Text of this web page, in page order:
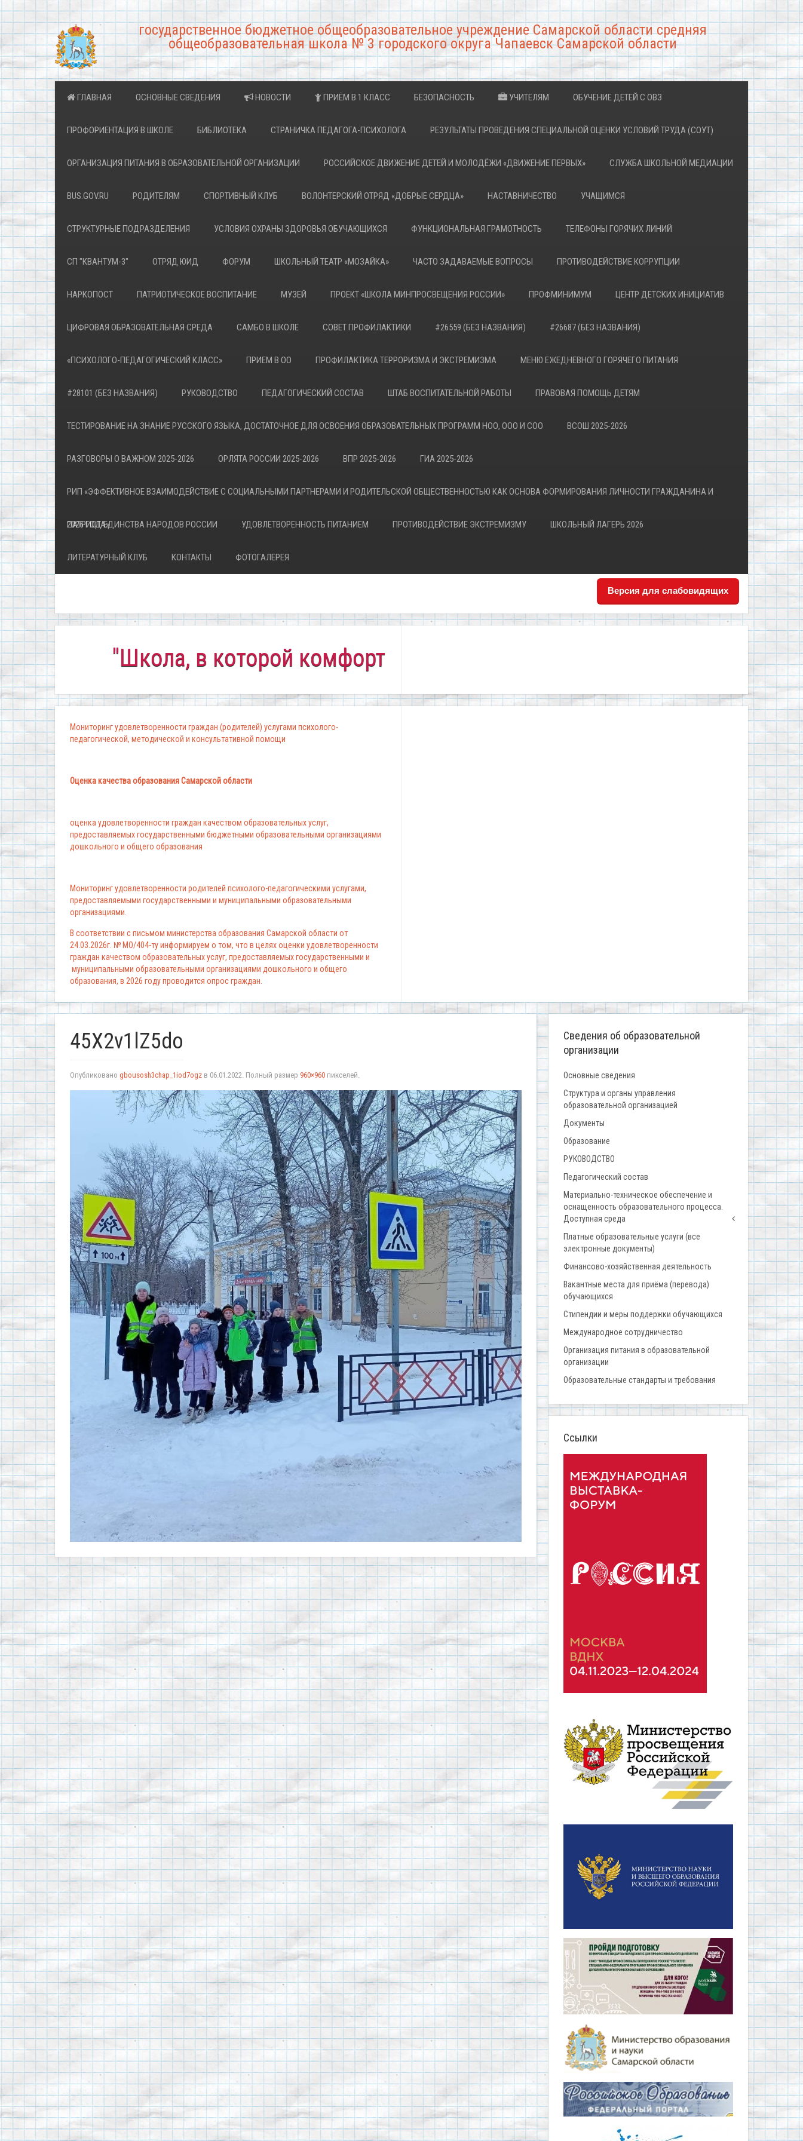
государственное бюджетное общеобразовательное учреждение Самарской области средняя
общеобразовательная школа № 3 городского округа Чапаевск Самарской области
ГЛАВНАЯ ОСНОВНЫЕ СВЕДЕНИЯ НОВОСТИ ПРИЁМ В 1 КЛАСС БЕЗОПАСНОСТЬ УЧИТЕЛЯМ ОБУЧЕНИЕ ДЕТЕЙ С ОВЗ
ПРОФОРИЕНТАЦИЯ В ШКОЛЕ БИБЛИОТЕКА СТРАНИЧКА ПЕДАГОГА-ПСИХОЛОГА РЕЗУЛЬТАТЫ ПРОВЕДЕНИЯ СПЕЦИАЛЬНОЙ ОЦЕНКИ УСЛОВИЙ ТРУДА (СОУТ)
ОРГАНИЗАЦИЯ ПИТАНИЯ В ОБРАЗОВАТЕЛЬНОЙ ОРГАНИЗАЦИИ РОССИЙСКОЕ ДВИЖЕНИЕ ДЕТЕЙ И МОЛОДЁЖИ «ДВИЖЕНИЕ ПЕРВЫХ» СЛУЖБА ШКОЛЬНОЙ МЕДИАЦИИ
BUS.GOV.RU РОДИТЕЛЯМ СПОРТИВНЫЙ КЛУБ ВОЛОНТЕРСКИЙ ОТРЯД «ДОБРЫЕ СЕРДЦА» НАСТАВНИЧЕСТВО УЧАЩИМСЯ
СТРУКТУРНЫЕ ПОДРАЗДЕЛЕНИЯ УСЛОВИЯ ОХРАНЫ ЗДОРОВЬЯ ОБУЧАЮЩИХСЯ ФУНКЦИОНАЛЬНАЯ ГРАМОТНОСТЬ ТЕЛЕФОНЫ ГОРЯЧИХ ЛИНИЙ
СП "КВАНТУМ-3" ОТРЯД ЮИД ФОРУМ ШКОЛЬНЫЙ ТЕАТР «МОЗАЙКА» ЧАСТО ЗАДАВАЕМЫЕ ВОПРОСЫ ПРОТИВОДЕЙСТВИЕ КОРРУПЦИИ
НАРКОПОСТ ПАТРИОТИЧЕСКОЕ ВОСПИТАНИЕ МУЗЕЙ ПРОЕКТ «ШКОЛА МИНПРОСВЕЩЕНИЯ РОССИИ» ПРОФМИНИМУМ ЦЕНТР ДЕТСКИХ ИНИЦИАТИВ
ЦИФРОВАЯ ОБРАЗОВАТЕЛЬНАЯ СРЕДА САМБО В ШКОЛЕ СОВЕТ ПРОФИЛАКТИКИ #26559 (БЕЗ НАЗВАНИЯ) #26687 (БЕЗ НАЗВАНИЯ)
«ПСИХОЛОГО-ПЕДАГОГИЧЕСКИЙ КЛАСС» ПРИЕМ В ОО ПРОФИЛАКТИКА ТЕРРОРИЗМА И ЭКСТРЕМИЗМА МЕНЮ ЕЖЕДНЕВНОГО ГОРЯЧЕГО ПИТАНИЯ
#28101 (БЕЗ НАЗВАНИЯ) РУКОВОДСТВО ПЕДАГОГИЧЕСКИЙ СОСТАВ ШТАБ ВОСПИТАТЕЛЬНОЙ РАБОТЫ ПРАВОВАЯ ПОМОЩЬ ДЕТЯМ
ТЕСТИРОВАНИЕ НА ЗНАНИЕ РУССКОГО ЯЗЫКА, ДОСТАТОЧНОЕ ДЛЯ ОСВОЕНИЯ ОБРАЗОВАТЕЛЬНЫХ ПРОГРАММ НОО, ООО И СОО ВСОШ 2025-2026
РАЗГОВОРЫ О ВАЖНОМ 2025-2026 ОРЛЯТА РОССИИ 2025-2026 ВПР 2025-2026 ГИА 2025-2026
РИП «ЭФФЕКТИВНОЕ ВЗАИМОДЕЙСТВИЕ С СОЦИАЛЬНЫМИ ПАРТНЕРАМИ И РОДИТЕЛЬСКОЙ ОБЩЕСТВЕННОСТЬЮ КАК ОСНОВА ФОРМИРОВАНИЯ ЛИЧНОСТИ ГРАЖДАНИНА И
ПАТРИОТА»
2026 ГОД ЕДИНСТВА НАРОДОВ РОССИИ УДОВЛЕТВОРЕННОСТЬ ПИТАНИЕМ ПРОТИВОДЕЙСТВИЕ ЭКСТРЕМИЗМУ ШКОЛЬНЫЙ ЛАГЕРЬ 2026
ЛИТЕРАТУРНЫЙ КЛУБ КОНТАКТЫ ФОТОГАЛЕРЕЯ
Версия для слабовидящих
"Школа, в которой комфортно всем!"
Мониторинг удовлетворенности граждан (родителей) услугами психолого-
педагогической, методической и консультативной помощи
Оценка качества образования Самарской области
оценка удовлетворенности граждан качеством образовательных услуг,
предоставляемых государственными бюджетными образовательными организациями
дошкольного и общего образования
Мониторинг удовлетворенности родителей психолого-педагогическими услугами,
предоставляемыми государственными и муниципальными образовательными
организациями.
В соответствии с письмом министерства образования Самарской области от
24.03.2026г. № МО/404-ту информируем о том, что в целях оценки удовлетворенности
граждан качеством образовательных услуг, предоставляемых государственными и
муниципальными образовательными организациями дошкольного и общего
образования, в 2026 году проводится опрос граждан.
45X2v1lZ5do
Опубликовано gbousosh3chap_1iod7ogz в 06.01.2022. Полный размер 960×960 пикселей.
Сведения об образовательной
организации
Основные сведения
Структура и органы управления
образовательной организацией
Документы
Образование
РУКОВОДСТВО
Педагогический состав
Материально-техническое обеспечение и
оснащенность образовательного процесса.
Доступная среда
Платные образовательные услуги (все
электронные документы)
Финансово-хозяйственная деятельность
Вакантные места для приёма (перевода)
обучающихся
Стипендии и меры поддержки обучающихся
Международное сотрудничество
Организация питания в образовательной
организации
Образовательные стандарты и требования
Ссылки